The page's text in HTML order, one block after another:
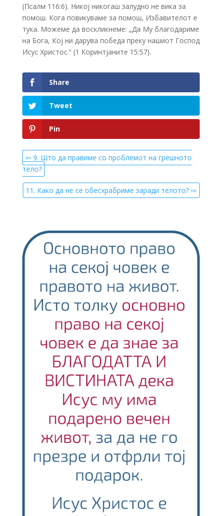
(Псалм 116:6). Никој никогаш залудно не вика за
помош. Кога повикуваме за помош, Избавителот е
тука. Можеме да воскликнеме: „Да Му благодариме
на Бога, Кој ни дарува победа преку нашиот Господ
Исус Христос.“ (1 Коринтјаните 15:57).
Share
Tweet
Pin
⇦ 9. Што да правиме со проблемот на грешното
тело?
11. Како да не се обесхрабриме заради телото? ⇨